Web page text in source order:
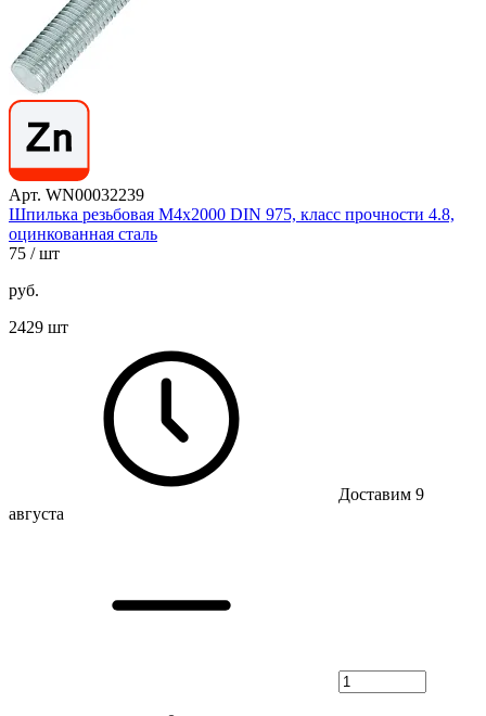
Арт. WN00032239
Шпилька резьбовая М4х2000 DIN 975, класс прочности 4.8,
оцинкованная сталь
75 / шт
руб.
2429 шт
Доставим 9
августа